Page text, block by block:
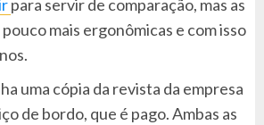
para servir de comparação, mas as
mais ergonômicas e com isso
uma cópia da revista da empresa
de bordo, que é pago. Ambas as